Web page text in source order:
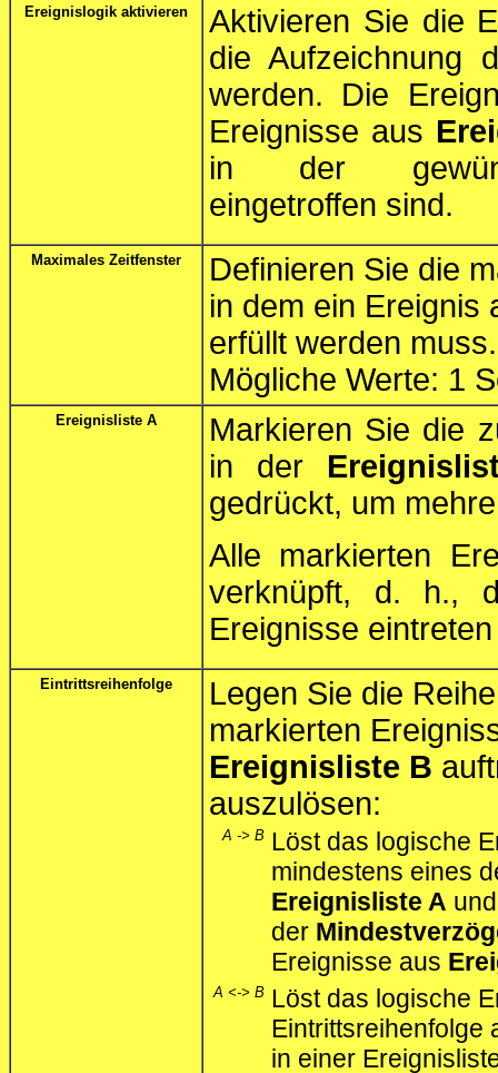
Ereignislogik aktivieren
Aktivieren Sie die
die Aufzeichnung
werden. Die
Ereignisse aus
in der
eingetroffen sind.
Maximales Zeitfenster
Definieren Sie die
in dem ein
erfüllt werden muss.
Mögliche Werte: 1
Ereignisliste A
Markieren Sie die
in der
gedrückt, um
Alle markierten
verknüpft, d. h.,
Ereignisse
Eintrittsreihenfolge
Legen Sie die
markierten
Ereignisliste B
auszulösen:
A -> B Löst das logische
mindestens eines
Ereignisliste A
der
Ereignisse aus
A <-> B Löst das logische
Eintrittsreihenfolge
in einer